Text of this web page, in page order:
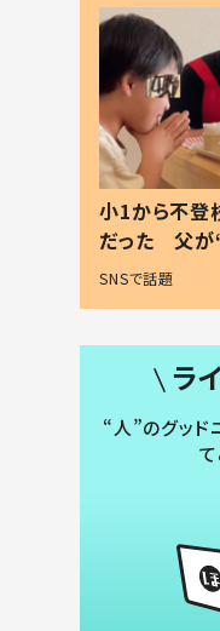
小1から不登
だった 父が
る理由とは
SNSで話題
ラ
“人”のグッド